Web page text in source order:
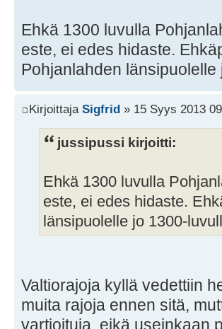
Ehkä 1300 luvulla
este, ei edes hidaste.
Pohjanlahden
Kirjoittaja Sigfrid » 15 Syys 2013
jussipussi kirjoitti:
Ehkä 1300 luvulla
este, ei edes hidaste.
länsipuolelle jo 1300-
Valtiorajoja kyllä vedettiin
muita rajoja ennen sitä,
vartioituja, eikä useinkaan